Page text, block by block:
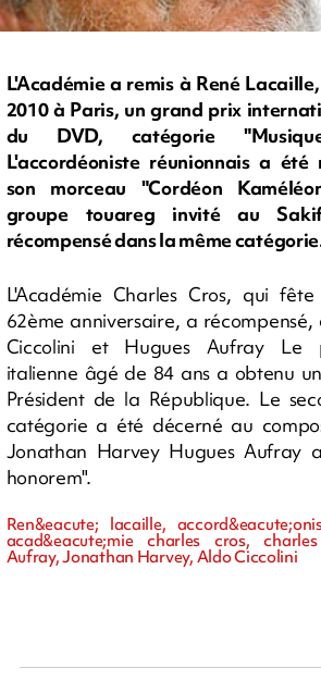
L'Académie a remis à René
2010 à Paris, un grand prix
du DVD, catégorie
L'accordéoniste réunionnais a été
son morceau "Cordéon
groupe touareg invité au
récompensé dans la même
L'Académie Charles Cros, qui
62ème anniversaire, a
Ciccolini et Hugues Aufray Le
italienne âgé de 84 ans a obtenu
Président de la République. Le
catégorie a été décerné au
Jonathan Harvey Hugues Aufray
honorem".
Ren&eacute; lacaille,
acad&eacute;mie charles cros,
Aufray, Jonathan Harvey, Aldo Ciccolini